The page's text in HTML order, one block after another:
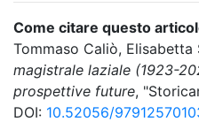
Come citare questo
Tommaso Caliò, Elisabetta
magistrale laziale (1923-
prospettive future,
DOI: 10.52056/